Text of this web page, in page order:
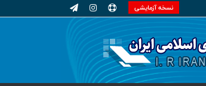
نسخه آزمایشی